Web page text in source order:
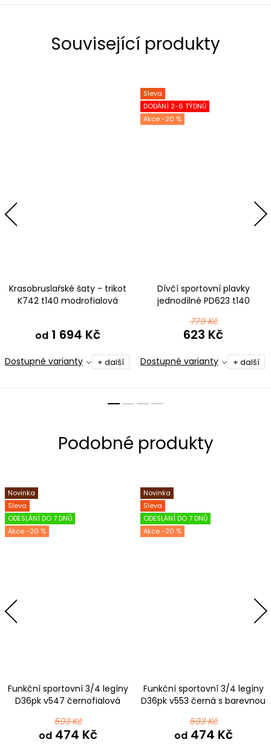
Související produkty
Krasobruslařské šaty - trikot
K742 t140 modrofialová
od 1 694 Kč
Dostupné varianty + další
Sleva
DODÁNÍ 2-6 TÝDNŮ
-20 %
Dívčí sportovní plavky
jednodílné PD623 t140
779 Kč
623 Kč
Dostupné varianty + další
Novinka
Sleva
ODESLÁNÍ DO 7 DNŮ
-20 %
Funkční sportovní 3/4 legíny
D36pk v547 černofialová
593 Kč
od474 Kč
Novinka
Sleva
ODESLÁNÍ DO 7 DNŮ
-20 %
Funkční sportovní 3/4 legíny
D36pk v553 černá s barevnou
593 Kč
od474 Kč